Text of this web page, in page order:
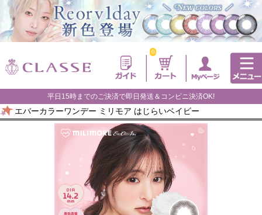
0
平日15時までのご決済で即日発送＆コンビニ決済OK!
エバーカラーワンデー ミリモア はじらいベイビー